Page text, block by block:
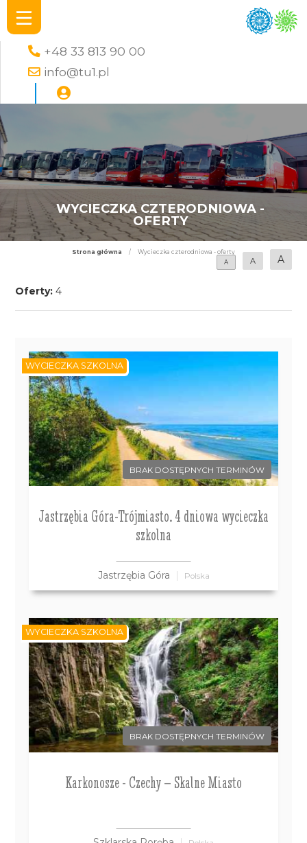
+48 33 813 90 00
info@tu1.pl
WYCIECZKA CZTERODNIOWA -
OFERTY
Strona główna /
Wycieczka czterodniowa - oferty
A
A A
Oferty: 4
BRAK DOSTĘPNYCH TERMINÓW
Jastrzębia Góra-Trójmiasto. 4 dniowa wycieczka
szkolna
Jastrzębia Góra Polska
WYCIECZKA SZKOLNA
BRAK DOSTĘPNYCH TERMINÓW
Karkonosze - Czechy – Skalne Miasto
WYCIECZKA SZKOLNA